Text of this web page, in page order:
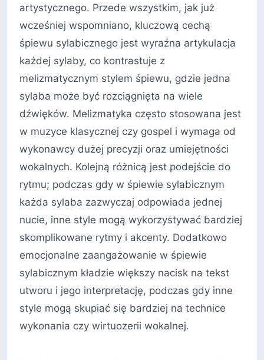
artystycznego. Przede wszystkim, jak już
wcześniej wspomniano, kluczową cechą
śpiewu sylabicznego jest wyraźna artykulacja
każdej sylaby, co kontrastuje z
melizmatycznym stylem śpiewu, gdzie jedna
sylaba może być rozciągnięta na wiele
dźwięków. Melizmatyka często stosowana jest
w muzyce klasycznej czy gospel i wymaga od
wykonawcy dużej precyzji oraz umiejętności
wokalnych. Kolejną różnicą jest podejście do
rytmu; podczas gdy w śpiewie sylabicznym
każda sylaba zazwyczaj odpowiada jednej
nucie, inne style mogą wykorzystywać bardziej
skomplikowane rytmy i akcenty. Dodatkowo
emocjonalne zaangażowanie w śpiewie
sylabicznym kładzie większy nacisk na tekst
utworu i jego interpretację, podczas gdy inne
style mogą skupiać się bardziej na technice
wykonania czy wirtuozerii wokalnej.